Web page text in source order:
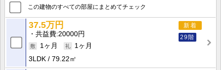
この建物のすべての部屋にまとめてチェック
新着
29階
37.5万円
共益費 20000円
1ヶ月
1ヶ月
3LDK
79.22㎡